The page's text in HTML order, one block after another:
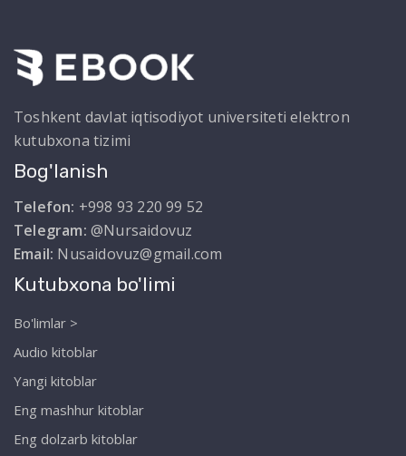
Toshkent davlat iqtisodiyot universiteti elektron
kutubxona tizimi
Bog'lanish
Telefon: +998 93 220 99 52
Telegram: @Nursaidovuz
Email: Nusaidovuz@gmail.com
Kutubxona bo'limi
Bo'limlar >
Audio kitoblar
Yangi kitoblar
Eng mashhur kitoblar
Eng dolzarb kitoblar